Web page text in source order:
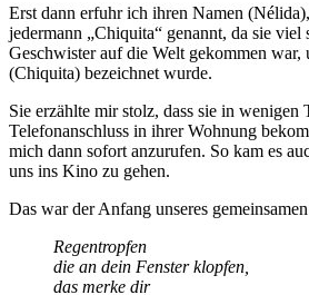
Erst dann erfuhr ich ihren Namen
jedermann
Chiquita
genannt, da sie viel
Geschwister auf die Welt gekommen war,
(Chiquita) bezeichnet wurde.
Sie erzählte mir stolz, dass sie in wenigen
Telefonanschluss in ihrer Wohnung
mich dann sofort anzurufen. So kam es
uns ins Kino zu gehen.
Das war der Anfang unseres
Regentropfen
die an dein Fenster klopfen,
das merke dir